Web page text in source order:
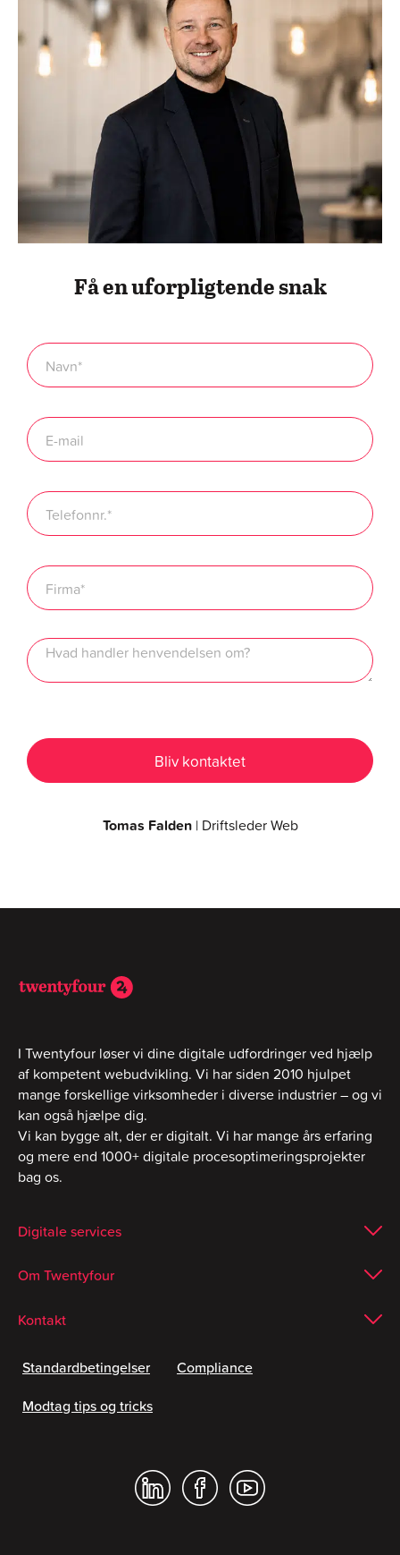
Få en uforpligtende snak
Tomas Falden| Driftsleder Web
I Twentyfour løser vi dine digitale udfordringer ved hjælp
af kompetent webudvikling. Vi har siden 2010 hjulpet
mange forskellige virksomheder i diverse industrier – og vi
kan også hjælpe dig.
Vi kan bygge alt, der er digitalt. Vi har mange års erfaring
og mere end 1000+ digitale procesoptimeringsprojekter
bag os.
Digitale services
Om Twentyfour
Kontakt
Standardbetingelser
Compliance
Modtag tips og tricks